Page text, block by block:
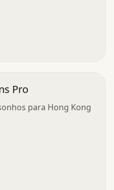
Pro
para Hong Kong